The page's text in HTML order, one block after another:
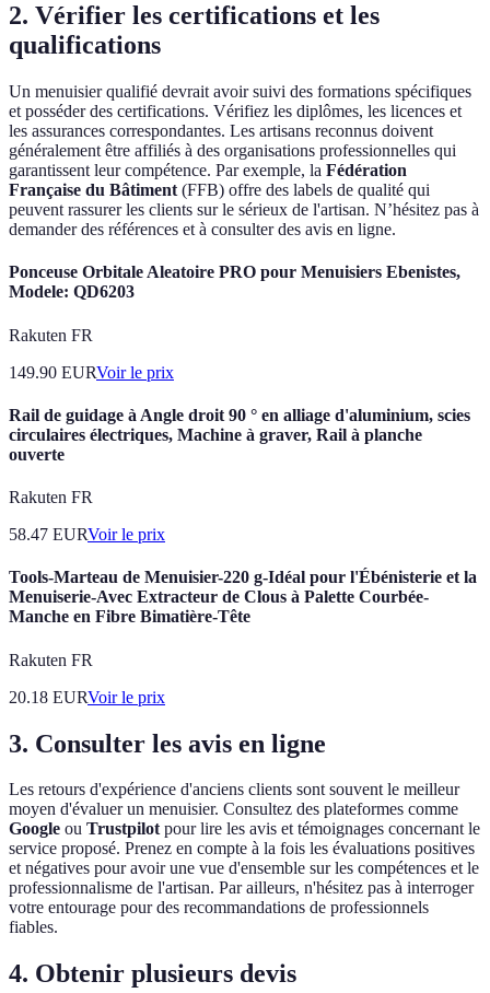
2. Vérifier les certifications et les
qualifications
Un menuisier qualifié devrait avoir suivi des formations spécifiques
et posséder des certifications. Vérifiez les diplômes, les licences et
les assurances correspondantes. Les artisans reconnus doivent
généralement être affiliés à des organisations professionnelles qui
garantissent leur compétence. Par exemple, la Fédération
Française du Bâtiment (FFB) offre des labels de qualité qui
peuvent rassurer les clients sur le sérieux de l'artisan. N’hésitez pas à
demander des références et à consulter des avis en ligne.
Ponceuse Orbitale Aleatoire PRO pour Menuisiers Ebenistes,
Modele: QD6203
Rakuten FR
149.90 EURVoir le prix
Rail de guidage à Angle droit 90 ° en alliage d'aluminium, scies
circulaires électriques, Machine à graver, Rail à planche
ouverte
Rakuten FR
58.47 EURVoir le prix
Tools-Marteau de Menuisier-220 g-Idéal pour l'Ébénisterie et la
Menuiserie-Avec Extracteur de Clous à Palette Courbée-
Manche en Fibre Bimatière-Tête
Rakuten FR
20.18 EURVoir le prix
3. Consulter les avis en ligne
Les retours d'expérience d'anciens clients sont souvent le meilleur
moyen d'évaluer un menuisier. Consultez des plateformes comme
Google ou Trustpilotpour lire les avis et témoignages concernant le
service proposé. Prenez en compte à la fois les évaluations positives
et négatives pour avoir une vue d'ensemble sur les compétences et le
professionnalisme de l'artisan. Par ailleurs, n'hésitez pas à interroger
votre entourage pour des recommandations de professionnels
fiables.
4. Obtenir plusieurs devis